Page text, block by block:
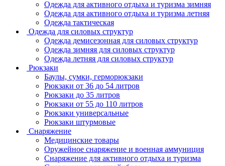
Одежда для активного отдыха и туризма зимняя
Одежда для активного отдыха и туризма летняя
Одежда тактическая
Одежда для силовых структур
Одежда демисезонная для силовых структур
Одежда зимняя для силовых структур
Одежда летняя для силовых структур
Рюкзаки
Баулы, сумки, герморюкзаки
Рюкзаки от 36 до 54 литров
Рюкзаки до 35 литров
Рюкзаки от 55 до 110 литров
Рюкзаки универсальные
Рюкзаки штурмовые
Снаряжение
Медицинские товары
Оружейное снаряжение и военная аммуниция
Снаряжение для активного отдыха и туризма